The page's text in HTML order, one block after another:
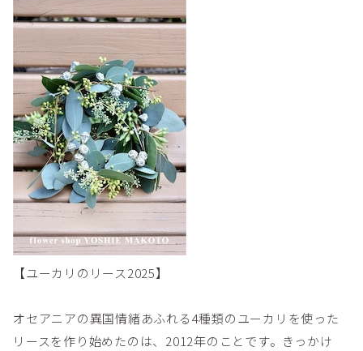
【ユーカリのリース2025】
オセアニアの異国情緒あふれる4種類のユーカリを使った
リースを作り始めたのは、2012年のことです。きっかけ